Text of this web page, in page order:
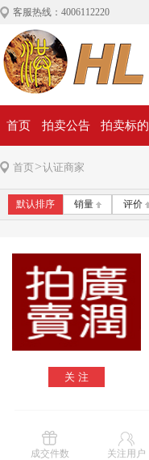
客服热线：4006112220
首页 拍卖公告 拍卖标的
首页>认证商家
默认排序 销量 评价
关 注
成交件数 关注用户